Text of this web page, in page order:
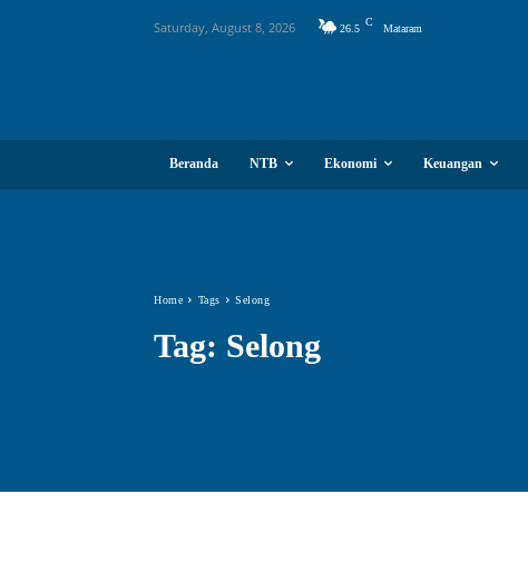
Saturday, August 8, 2026 26.5
C
Mataram
Beranda NTB Ekonomi Keuangan
Home Tags Selong
Tag: Selong